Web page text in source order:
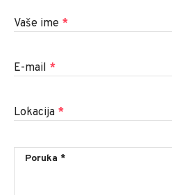
Vaše ime *
E-mail *
Lokacija *